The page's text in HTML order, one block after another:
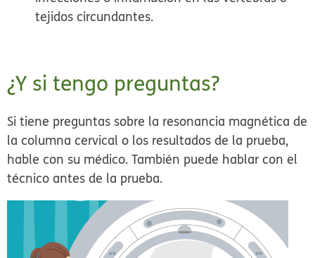
tejidos circundantes.
¿Y si tengo preguntas?
Si tiene preguntas sobre la resonancia magnética de
la columna cervical o los resultados de la prueba,
hable con su médico. También puede hablar con el
técnico antes de la prueba.